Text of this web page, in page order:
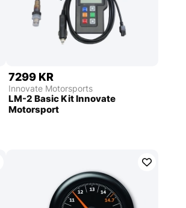
7299 KR
Innovate Motorsports
LM-2 Basic Kit Innovate
Motorsport